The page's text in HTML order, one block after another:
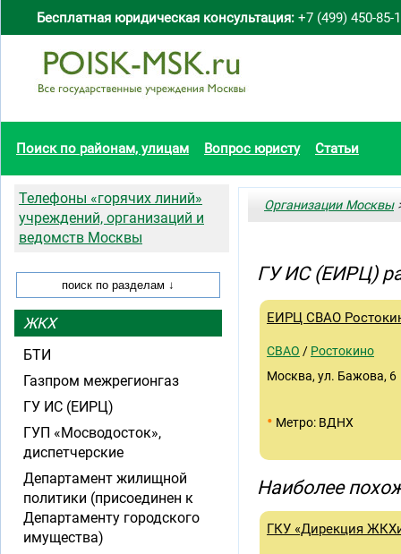
Бесплатная юридическая консультация: +7 (499) 450-85-
Поиск по районам, улицам Вопрос юристу Статьи
Организации Москвы
ГУ ИС (ЕИРЦ)
ЕИРЦ СВАО
СВАО / Ростокино
Москва, ул. Бажова, 6
• Метро: ВДНХ
Наиболее
ГКУ «Дирекция
Телефоны «горячих линий»
учреждений, организаций и
ведомств Москвы
ЖКХ
БТИ
Газпром межрегионгаз
ГУ ИС (ЕИРЦ)
ГУП «Мосводосток»,
диспетчерские
Департамент жилищной
политики (присоединен к
Департаменту городского
имущества)